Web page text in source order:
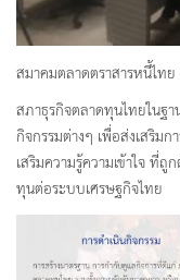
สมาคมตลาดตราสารหนี้ไท
สภาธุรกิจตลาดทุนไทยในฐ
กิจกรรมต่างๆ เพื่อส่งเสริม
เสริมความรู้ความเข้าใจ
ทุนต่อระบบเศรษฐกิจไทย